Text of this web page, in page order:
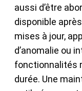
aussi d’être
disponible
mises à jour,
d’anomalie ou
fonctionnalités
durée. Une